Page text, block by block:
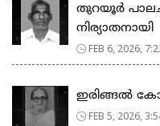
തുറയൂർ
നിര്യാതനായി
FEB 6, 2026,
ഇരിങ്ങൽ
FEB 5, 2026,